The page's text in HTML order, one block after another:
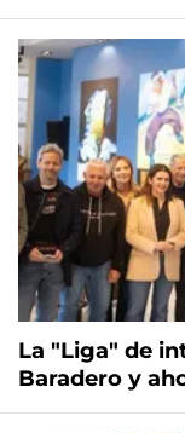
La "Liga" de
Baradero y